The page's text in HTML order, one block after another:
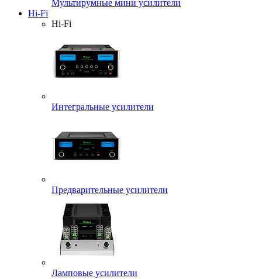
Мультирумные мини усилители
Hi-Fi
Hi-Fi
Интегральные усилители
Предварительные усилители
Ламповые усилители